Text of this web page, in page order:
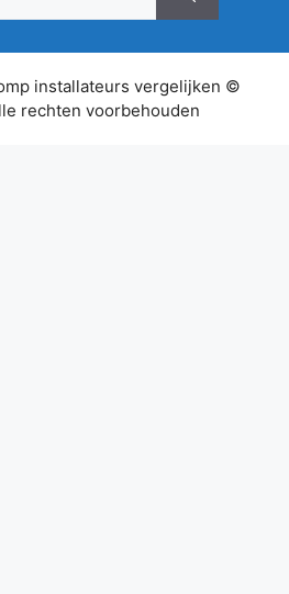
installateurs vergelijken ©
rechten voorbehouden